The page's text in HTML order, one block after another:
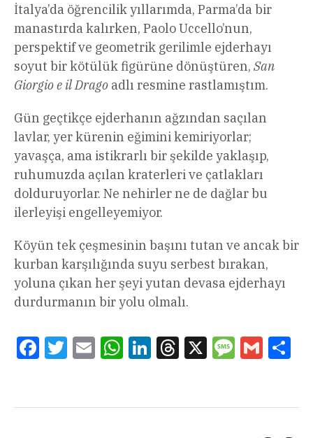
İtalya’da öğrencilik yıllarımda, Parma’da bir
manastırda kalırken, Paolo Uccello’nun,
perspektif ve geometrik gerilimle ejderhayı
soyut bir kötülük figürüne dönüştüren, San
Giorgio e il Drago adlı resmine rastlamıştım.
Gün geçtikçe ejderhanın ağzından saçılan
lavlar, yer kürenin eğimini kemiriyorlar;
yavaşça, ama istikrarlı bir şekilde yaklaşıp,
ruhumuzda açılan kraterleri ve çatlakları
dolduruyorlar. Ne nehirler ne de dağlar bu
ilerleyişi engelleyemiyor.
Köyün tek çeşmesinin başını tutan ve ancak bir
kurban karşılığında suyu serbest bırakan,
yoluna çıkan her şeyi yutan devasa ejderhayı
durdurmanın bir yolu olmalı.
FacebookTwitterEmail WhatsAppLinkedInThreads
X Message
Gmail